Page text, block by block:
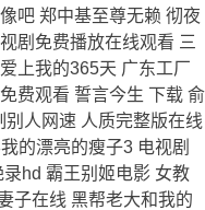
吧 郑中基至尊无赖 彻夜
剧免费播放在线观看 三
上我的365天 广东工厂
费观看 誓言今生 下载 俞
人网速 人质完整版在线
的漂亮的瘦子3 电视剧
hd 霸王别姬电影 女教
子在线 黑帮老大和我的